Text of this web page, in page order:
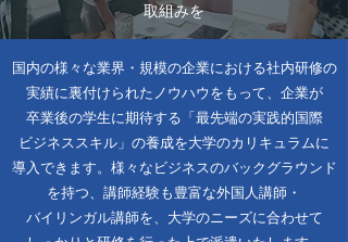
取組みを
国内の様々な業界・規模の企業における社内研修の
実績に裏付けられたノウハウをもって、企業が
卒業後の学生に期待する「最先端の実践的国際
ビジネススキル」の養成を大学のカリキュラムに
導入できます。様々なビジネスのバックグラウンド
を持つ、講師経験も豊富な外国人講師・
バイリンガル講師を、大学のニーズに合わせて